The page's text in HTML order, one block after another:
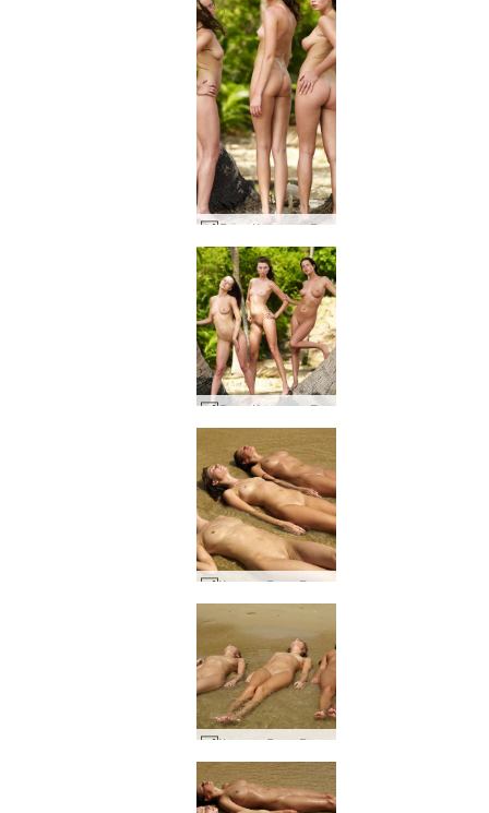
Лиза Криста и Руслана между длани #29
Лиза Криста и Руслана между длани #9
Криста Лиса Руслана маха #21
Криста Лиса Руслана маха #8